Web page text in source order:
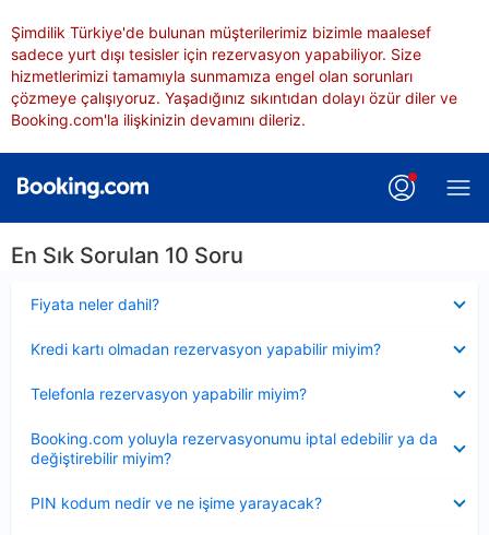
Şimdilik Türkiye'de bulunan müşterilerimiz bizimle maalesef
sadece yurt dışı tesisler için rezervasyon yapabiliyor. Size
hizmetlerimizi tamamıyla sunmamıza engel olan sorunları
çözmeye çalışıyoruz. Yaşadığınız sıkıntıdan dolayı özür diler ve
Booking.com'la ilişkinizin devamını dileriz.
En Sık Sorulan 10 Soru
Fiyata neler dahil?
Kredi kartı olmadan rezervasyon yapabilir miyim?
Telefonla rezervasyon yapabilir miyim?
Booking.com yoluyla rezervasyonumu iptal edebilir ya da
değiştirebilir miyim?
PIN kodum nedir ve ne işime yarayacak?